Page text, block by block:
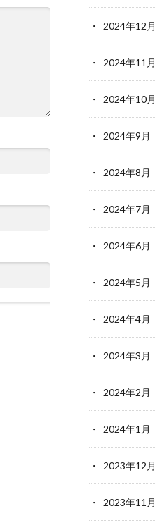
2024年12月
2024年11月
2024年10月
2024年9月
2024年8月
2024年7月
2024年6月
2024年5月
2024年4月
2024年3月
2024年2月
2024年1月
2023年12月
2023年11月